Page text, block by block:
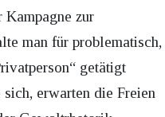
zur
man für problematisch,
getätigt
erwarten die Freien